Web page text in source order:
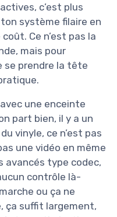
c’est plus
système filaire en
Ce n’est pas la
mais pour
se prendre la tête
une enceinte
part bien, il y a un
vinyle, ce n’est pas
une vidéo en même
avancés type codec,
contrôle là-
ou ça ne
ça suffit largement,